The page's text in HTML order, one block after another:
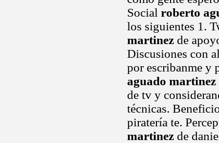
Social roberto
los siguientes 1.
martinez de
Discusiones con
por escribanme y
aguado martinez
de tv y
técnicas.
piratería te.
martinez de